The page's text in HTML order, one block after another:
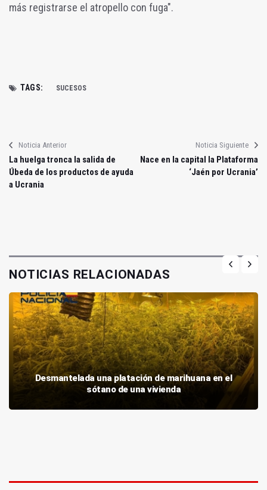
más registrarse el atropello con fuga".
TAGS: SUCESOS
Noticia Anterior
La huelga tronca la salida de
Úbeda de los productos de ayuda
a Ucrania
Noticia Siguiente
Nace en la capital la Plataforma
‘Jaén por Ucrania’
NOTICIAS RELACIONADAS
Desmantelada una platación de marihuana en el
sótano de una vivienda